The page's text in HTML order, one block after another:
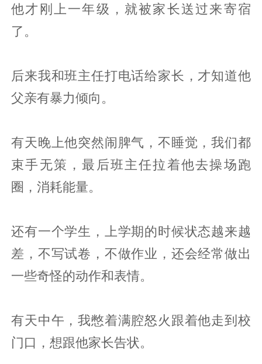
他才刚上一年级，就被家长送过来寄宿
了。
后来我和班主任打电话给家长，才知道他
父亲有暴力倾向。
有天晚上他突然闹脾气，不睡觉，我们都
束手无策，最后班主任拉着他去操场跑
圈，消耗能量。
还有一个学生，上学期的时候状态越来越
差，不写试卷，不做作业，还会经常做出
一些奇怪的动作和表情。
有天中午，我憋着满腔怒火跟着他走到校
门口，想跟他家长告状。